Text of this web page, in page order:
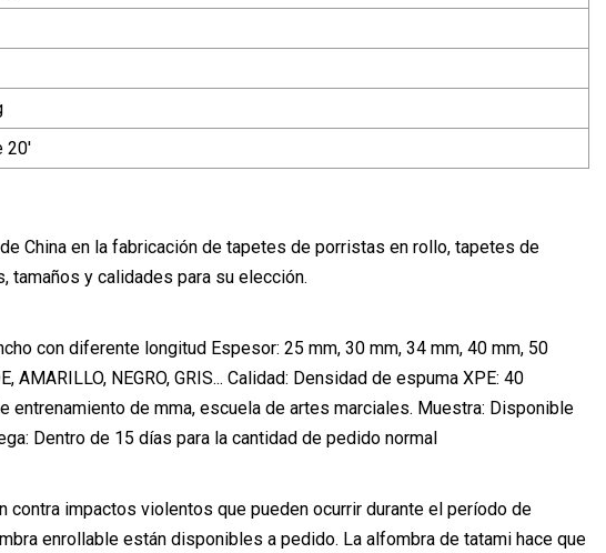
China en la fabricación de tapetes de porristas en rollo, tapetes de
y calidades para su elección.
con diferente longitud Espesor: 25 mm, 30 mm, 34 mm, 40 mm, 50
AMARILLO, NEGRO, GRIS... Calidad: Densidad de espuma XPE: 40
de mma, escuela de artes marciales. Muestra: Disponible
Dentro de 15 días para la cantidad de pedido normal
impactos violentos que pueden ocurrir durante el período de
enrollable están disponibles a pedido. La alfombra de tatami hace que